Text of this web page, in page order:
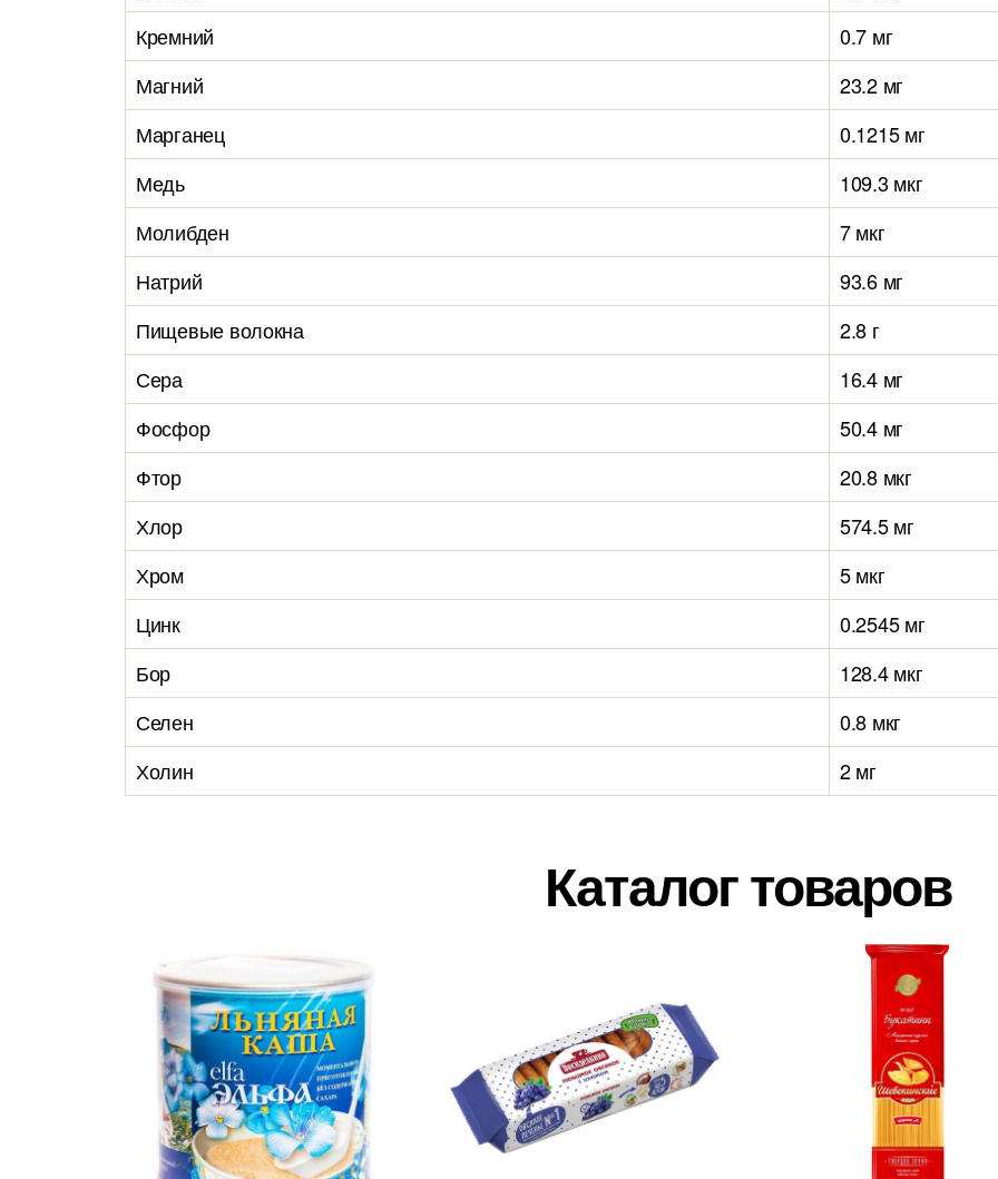
Кремний
0.7 мг
Магний
23.2 мг
Марганец
0.1215 мг
Медь
109.3 мкг
Молибден
7 мкг
Натрий
93.6 мг
Пищевые волокна
2.8 г
Сера
16.4 мг
Фосфор
50.4 мг
Фтор
20.8 мкг
Хлор
574.5 мг
Хром
5 мкг
Цинк
0.2545 мг
Бор
128.4 мкг
Селен
0.8 мкг
Холин
2 мг
Каталог товаров